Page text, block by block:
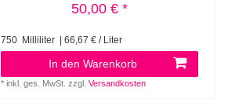
50,00 € *
750 Milliliter | 66,67 € / Liter
In den Warenkorb
*inkl. ges. MwSt. zzgl.Versandkosten